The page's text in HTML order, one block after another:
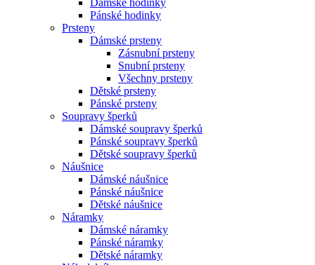
Dámské hodinky
Pánské hodinky
Prsteny
Dámské prsteny
Zásnubní prsteny
Snubní prsteny
Všechny prsteny
Dětské prsteny
Pánské prsteny
Soupravy šperků
Dámské soupravy šperků
Pánské soupravy šperků
Dětské soupravy šperků
Náušnice
Dámské náušnice
Pánské náušnice
Dětské náušnice
Náramky
Dámské náramky
Pánské náramky
Dětské náramky